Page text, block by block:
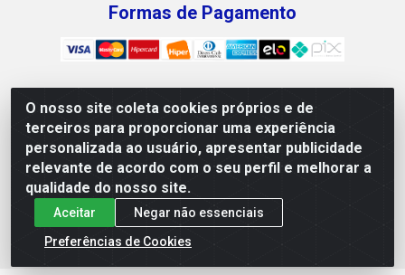
O nosso site coleta cookies próprios e de
terceiros para proporcionar uma experiência
personalizada ao usuário, apresentar publicidade
relevante de acordo com o seu perfil e melhorar a
qualidade do nosso site.
Aceitar
Negar não essenciais
Preferências de Cookies
Formas de Pagamento
Mix Alimentos LTDA - Quadra Asr Ne 55 (412 Norte), Alameda
02, S/N - Plano Diretor Norte, Palmas/TO - CEP 77.006-540 -
CNPJ 05.922.500/0001-02